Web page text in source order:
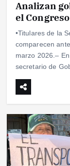
Analizan
el
•Titulares de la
comparecen
marzo 2026.–
secretario de